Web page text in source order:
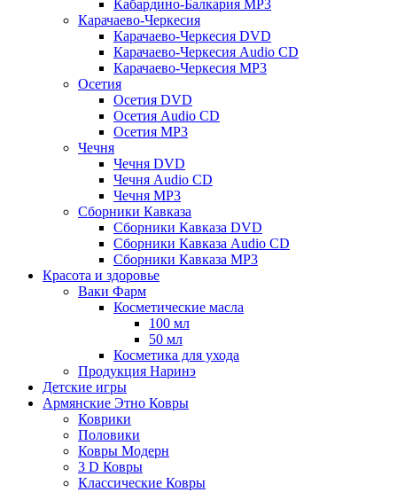
Кабардино-Балкария MP3
Карачаево-Черкесия
Карачаево-Черкесия DVD
Карачаево-Черкесия Audio CD
Карачаево-Черкесия MP3
Осетия
Осетия DVD
Осетия Audio CD
Осетия MP3
Чечня
Чечня DVD
Чечня Audio CD
Чечня MP3
Сборники Кавказа
Сборники Кавказа DVD
Сборники Кавказа Audio CD
Сборники Кавказа MP3
Красота и здоровье
Ваки Фарм
Косметические масла
100 мл
50 мл
Косметика для ухода
Продукция Наринэ
Детские игры
Армянские Этно Ковры
Коврики
Половики
Ковры Модерн
3 D Ковры
Классические Ковры